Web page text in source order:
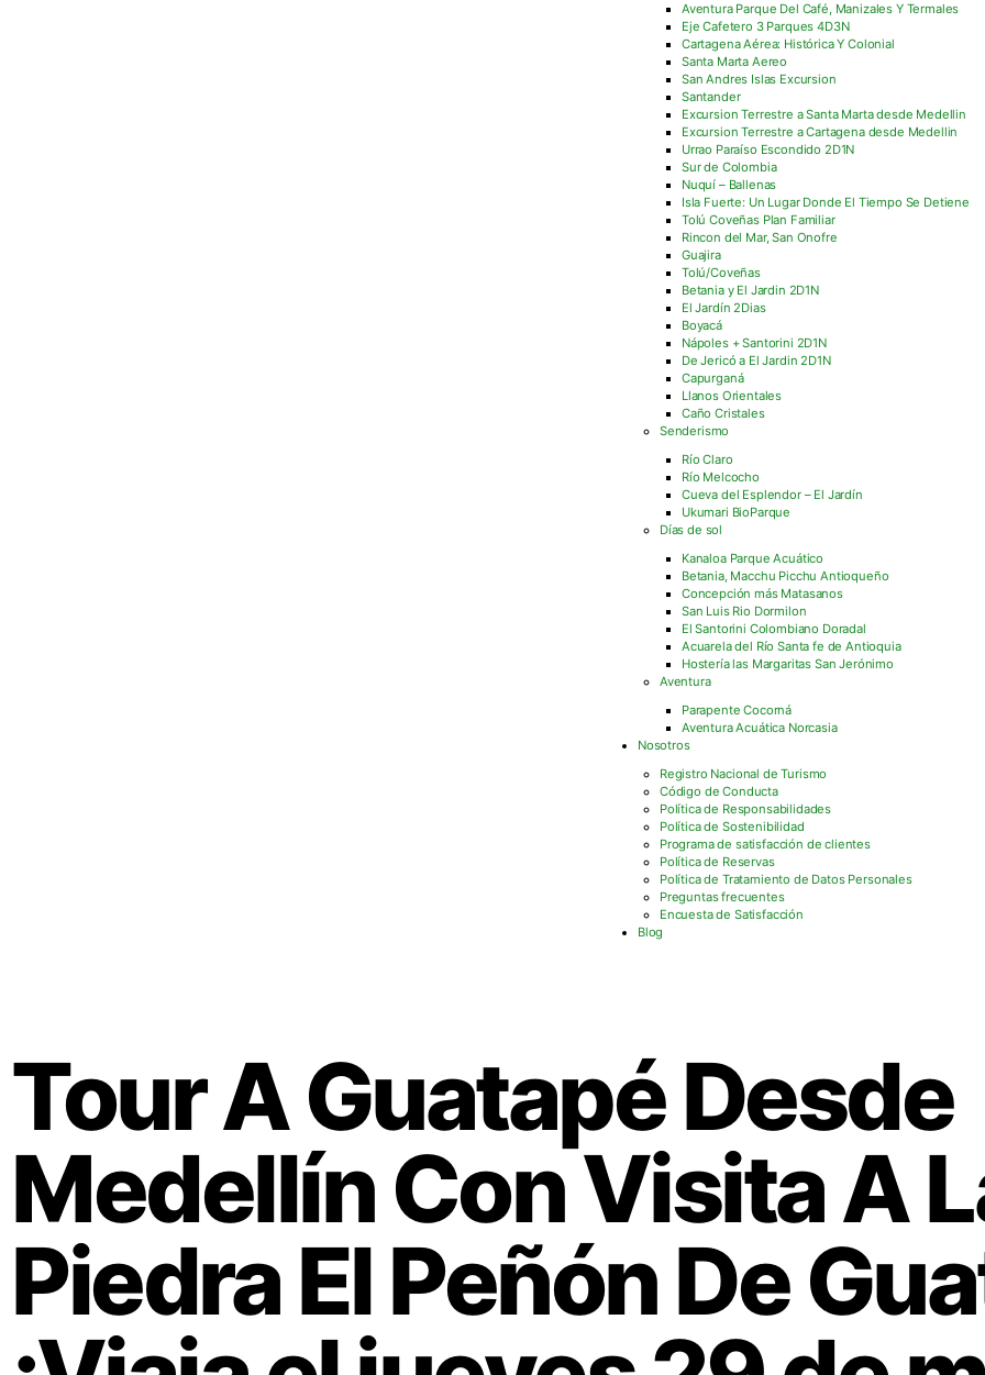
Aventura Parque Del Café, Manizales Y Termales
Eje Cafetero 3 Parques 4D3N
Cartagena Aérea: Histórica Y Colonial
Santa Marta Aereo
San Andres Islas Excursion
Santander
Excursion Terrestre a Santa Marta desde Medellin
Excursion Terrestre a Cartagena desde Medellin
Urrao Paraíso Escondido 2D1N
Sur de Colombia
Nuquí – Ballenas
Isla Fuerte: Un Lugar Donde El Tiempo Se Detiene
Tolú Coveñas Plan Familiar
Rincon del Mar, San Onofre
Guajira
Tolú/Coveñas
Betania y El Jardin 2D1N
El Jardín 2Dias
Boyacá
Nápoles + Santorini 2D1N
De Jericó a El Jardin 2D1N
Capurganá
Llanos Orientales
Caño Cristales
Senderismo
Río Claro
Río Melcocho
Cueva del Esplendor – El Jardín
Ukumari BioParque
Días de sol
Kanaloa Parque Acuático
Betania, Macchu Picchu Antioqueño
Concepción más Matasanos
San Luis Rio Dormilon
El Santorini Colombiano Doradal
Acuarela del Río Santa fe de Antioquia
Hostería las Margaritas San Jerónimo
Aventura
Parapente Cocorná
Aventura Acuática Norcasia
Nosotros
Registro Nacional de Turismo
Código de Conducta
Política de Responsabilidades
Política de Sostenibilidad
Programa de satisfacción de clientes
Política de Reservas
Política de Tratamiento de Datos Personales
Preguntas frecuentes
Encuesta de Satisfacción
Blog
Tour A Guatapé Desde
Medellín Con Visita A
Piedra El Peñón De